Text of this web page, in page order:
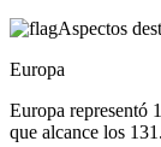
Aspectos
Europa
Europa representó
que alcance los